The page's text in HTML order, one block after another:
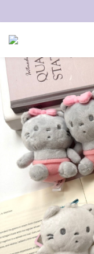
抗
抗